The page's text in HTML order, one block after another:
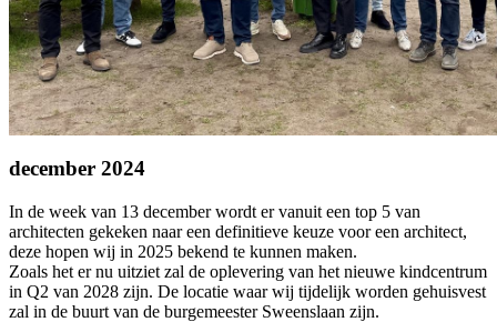
december 2024
In de week van 13 december wordt er vanuit een top 5 van
architecten gekeken naar een definitieve keuze voor een architect,
deze hopen wij in 2025 bekend te kunnen maken.
Zoals het er nu uitziet zal de oplevering van het nieuwe kindcentrum
in Q2 van 2028 zijn. De locatie waar wij tijdelijk worden gehuisvest
zal in de buurt van de burgemeester Sweenslaan zijn.